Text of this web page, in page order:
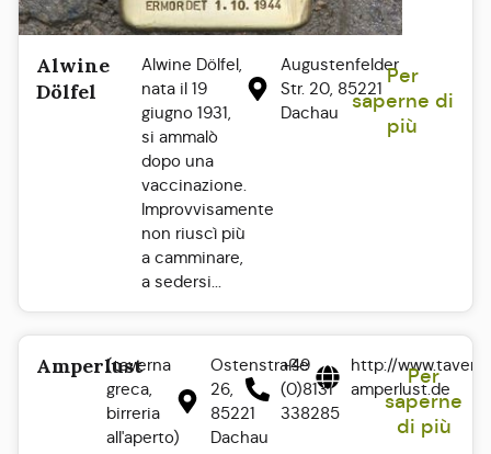
Alwine
Dölfel
Alwine Dölfel,
nata il 19
giugno 1931,
si ammalò
dopo una
vaccinazione.
Improvvisamente
non riuscì più
a camminare,
a sedersi...
Augustenfelder
Str. 20, 85221
Dachau
Per
saperne di
più
Amperlust
(taverna
greca,
birreria
all'aperto)
Ostenstraße
26,
85221
Dachau
+49
(0)8131
338285
http://
amperlust.de
Per
saperne
di più